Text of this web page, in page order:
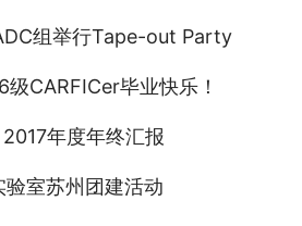
组举行Tape-out Party
级CARFICer毕业快乐！
2017年度年终汇报
室苏州团建活动